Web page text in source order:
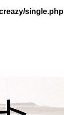
single.php